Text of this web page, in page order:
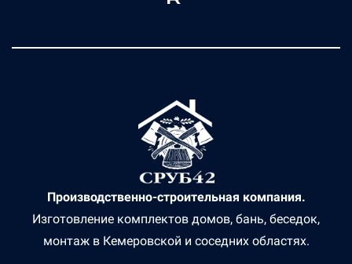
Производственно-строительная компания.
Изготовление комплектов домов, бань, беседок,
монтаж в Кемеровской и соседних областях.